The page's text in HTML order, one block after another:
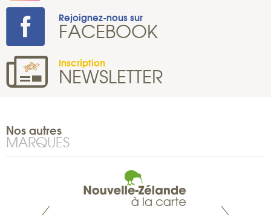
Rejoignez-nous sur
FACEBOOK
Inscription
NEWSLETTER
Nos autres
MARQUES